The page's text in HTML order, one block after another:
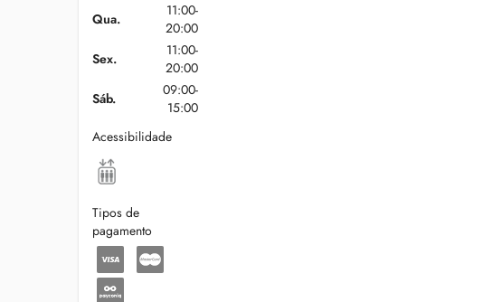
Qua.
11:00-
20:00
Sex.
11:00-
20:00
Sáb.
09:00-
15:00
Acessibilidade
Tipos de
pagamento